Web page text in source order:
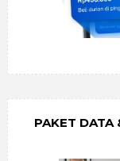
PAKET DATA